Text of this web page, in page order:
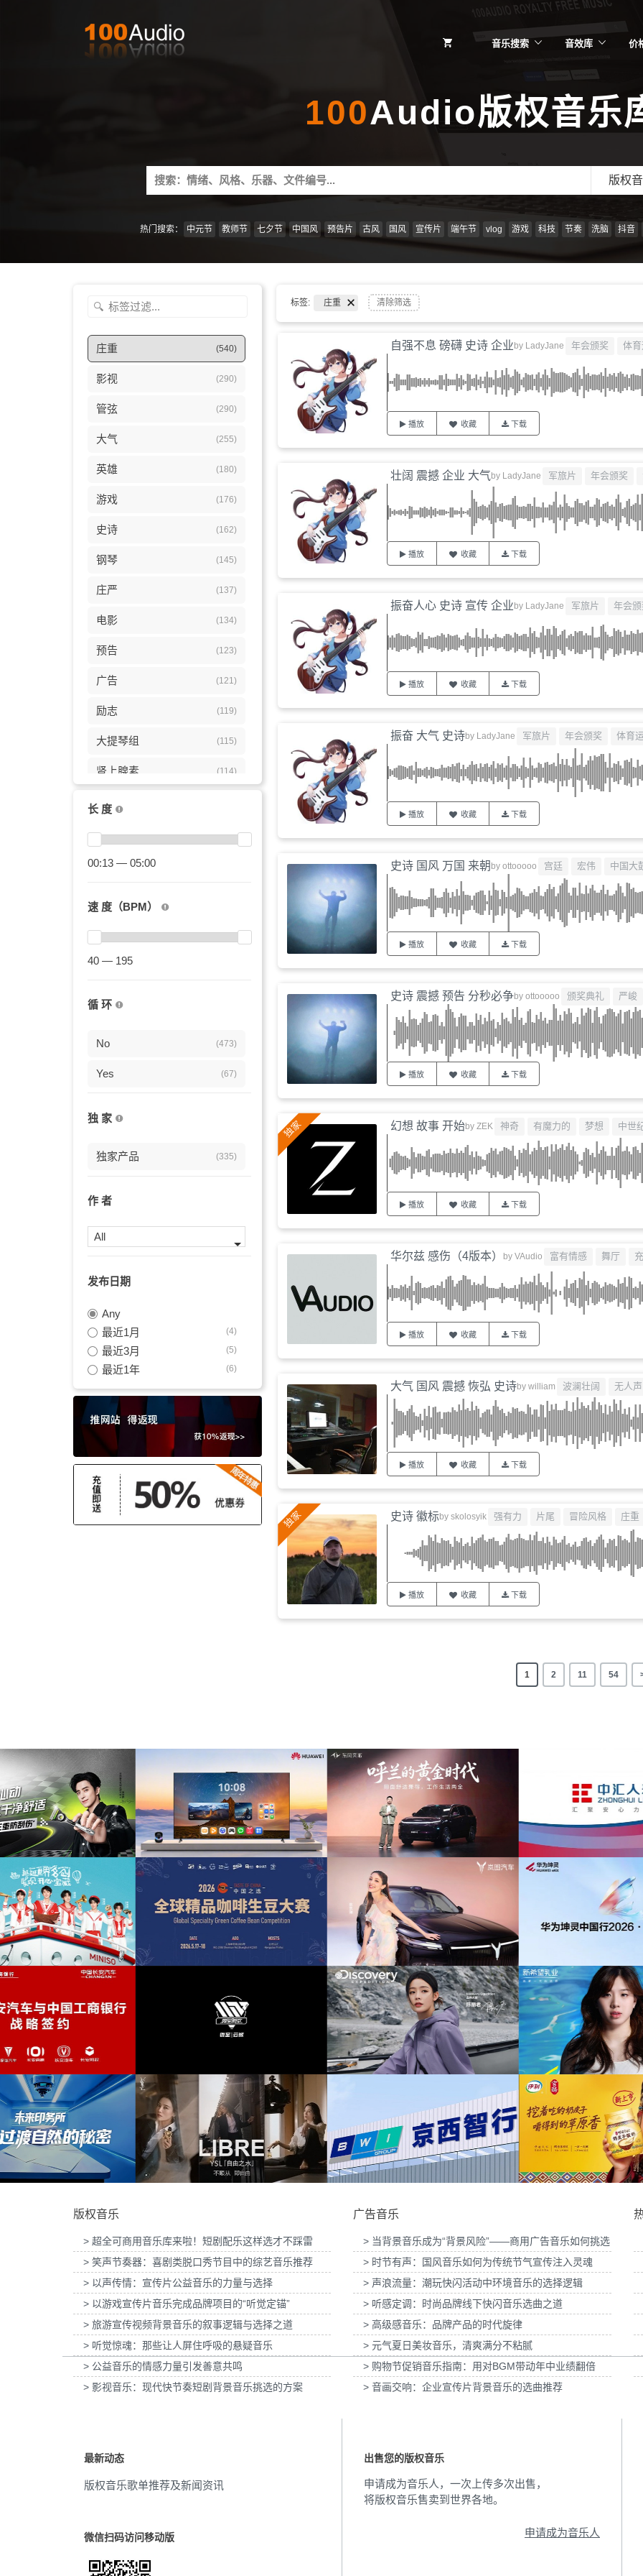
音乐搜索 音效库 价
100Audio版权音乐
Search
for:
版权
热门搜索： 中元节 教师节 七夕节 中国风 预告片 古风 国风 宣传片 端午节 vlog 游戏 科技 节奏 洗脑 抖音
庄重 (540)
影视 (290)
管弦 (290)
大气 (255)
英雄 (180)
游戏 (176)
史诗 (162)
钢琴 (145)
庄严 (137)
电影 (134)
预告 (123)
广告 (121)
励志 (119)
大提琴组 (115)
肾上腺素 (114)
宣传片
振奋
煽情
预告片
延时摄影 (78)
行动 (73)
引子 (65)
沉重
磅礴 (64)
碰撞
严肃
运动 (63)
戏剧性 (61)
电子音乐 (59)
灵感 (57)
鼓舞 (57)
宏伟 (55)
恢宏 (53)
背景 (45)
伤感 (45)
优美 (43)
(43)
荣耀 (42)
安静 (42)
激昂
电视剧 (41)
(40)
古装 (39)
中国 (39)
武侠 (38)
古筝
希望 (34)
古典 (33)
平静 (32)
情感 (32)
宫殿 (32)
抒情
企业 (30)
长 度
00:13 — 05:00
速 度（BPM）
40 — 195
循 环
No (473)
Yes (67)
独 家
独家产品 (335)
作 者
All
发布日期
Any
最近1月
(4)
最近3月 (5)
最近1年 (6)
标签: 庄重 清除筛选
自强不息 磅礴 史诗 企业by LadyJane 年会颁奖 体
播放 收藏 下载
壮阔 震撼 企业 大气by LadyJane 军旅片 年会颁奖
播放 收藏 下载
振奋人心 史诗 宣传 企业by LadyJane 军旅片 年会颁
播放 收藏 下载
振奋 大气 史诗by LadyJane 军旅片 年会颁奖 体育
播放 收藏 下载
史诗 国风 万国 来朝 by ottooooo 宫廷 宏伟 中国大
播放 收藏 下载
史诗 震撼 预告 分秒必争by ottooooo 颁奖典礼 严峻
播放 收藏 下载
幻想 故事 开始by ZEK 神奇 有魔力的 梦想 中世
播放 收藏 下载
华尔兹 感伤（4版本） by VAudio 富有情感 舞厅
播放 收藏 下载
大气 国风 震撼 恢弘 史诗by william 波澜壮阔 无人声
播放 收藏 下载
史诗 徽标by skolosyik 强有力 片尾 冒险风格 庄重
播放 收藏 下载
1 2 11 54
为华为智慧屏Mate TV鸿蒙智家发布会提供音
乐版权
为东风奕派M8上市发布会项目提供音乐版权 为中汇人寿三周年宣传项目提供音乐版权
为2026“中国之选”全球精品咖啡生豆大赛提供
音乐版权
为岚图泰山X8上市发布会互动项目提供音乐
为华为中国行2026山东站传播项目提供音乐
版权
为光明优加x
为微至航空科技公司产品宣传项目提供音乐版
权
为Discovery expedition北京店铺活动提供音
乐版权
为新希望乳业唐钱婷品牌代言项目提供音乐版
为大众汽车
为欧莱雅-YSL LIBRE「自由之水」妇女节宣
传项目提供音乐版权
为张家口京西智行科技BWI媒体3D动画科普
项目提供音乐版权
为伊利宫酪中规格奶皮子酸奶TVC拍摄提供音
乐版权
为国泰海通证
版权音乐
> 超全可商用音乐库来啦！短剧配乐这样选才不踩雷
> 笑声节奏器：喜剧类脱口秀节目中的综艺音乐推荐
> 以声传情：宣传片公益音乐的力量与选择
> 以游戏宣传片音乐完成品牌项目的“听觉定锚”
> 旅游宣传视频背景音乐的叙事逻辑与选择之道
> 听觉惊魂：那些让人屏住呼吸的悬疑音乐
> 公益音乐的情感力量引发善意共鸣
> 影视音乐：现代快节奏短剧背景音乐挑选的方案
广告音乐
> 当背景音乐成为“背景风险”——商用广告音乐如何挑选
> 时节有声：国风音乐如何为传统节气宣传注入灵魂
> 声浪流量：潮玩快闪活动中环境音乐的选择逻辑
> 听感定调：时尚品牌线下快闪音乐选曲之道
> 高级感音乐：品牌产品的时代旋律
> 元气夏日美妆音乐，清爽满分不粘腻
> 购物节促销音乐指南：用对BGM带动年中业绩翻倍
> 音画交响：企业宣传片背景音乐的选曲推荐
最新动态
版权音乐歌单推荐及新闻资讯
微信扫码访问移动版
出售您的版权音乐
申请成为音乐人，一次上传多次出售，
将版权音乐售卖到世界各地。
申请成为音乐人